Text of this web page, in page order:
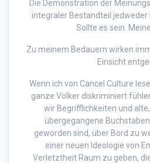
Die Demonstration der
integraler Bestandteil jedweder
Sollte es sein.
Zu meinem Bedauern wirken
Einsicht
Wenn ich von Cancel Culture
ganze Völker diskriminiert
wir Begrifflichkeiten und
übergegangene
geworden sind, über Bord zu
einer neuen Ideologie von
Verletztheit Raum zu geben,